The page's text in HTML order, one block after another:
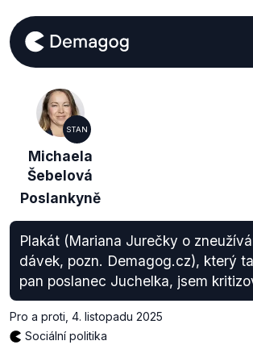
STAN
Michaela
Šebelová
Poslankyně
Plakát (Mariana Jurečky o
dávek, pozn. Demagog.cz), který
pan poslanec Juchelka, jsem
Pro a proti 4. listopadu 2025
Sociální politika